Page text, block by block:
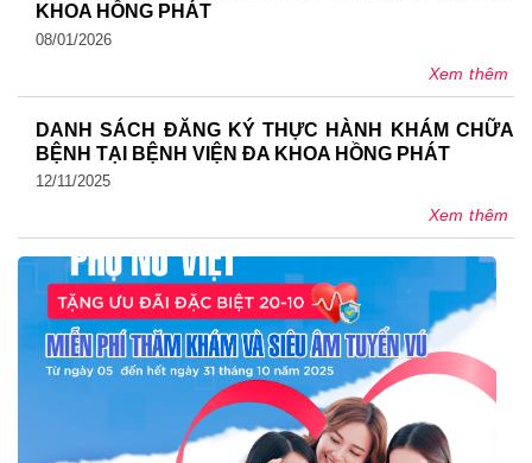
KHOA HỒNG PHÁT
08/01/2026
Xem thêm
DANH SÁCH ĐĂNG KÝ THỰC HÀNH KHÁM CHỮA
BỆNH TẠI BỆNH VIỆN ĐA KHOA HỒNG PHÁT
12/11/2025
Xem thêm